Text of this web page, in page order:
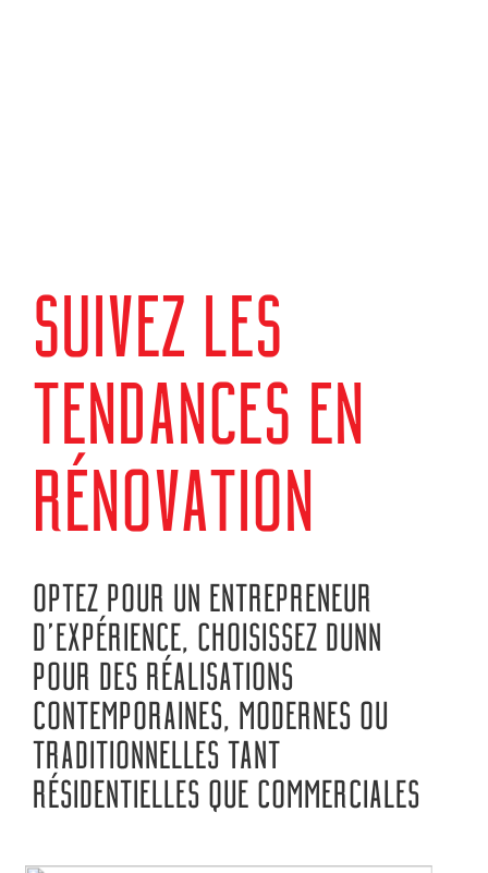
SUIVEZ LES
TENDANCES EN
RÉNOVATION…
OPTEZ POUR UN ENTREPRENEUR
D’EXPÉRIENCE, CHOISISSEZ DUNN
POUR DES RÉALISATIONS
CONTEMPORAINES, MODERNES OU
TRADITIONNELLES TANT
RÉSIDENTIELLES QUE COMMERCIALES